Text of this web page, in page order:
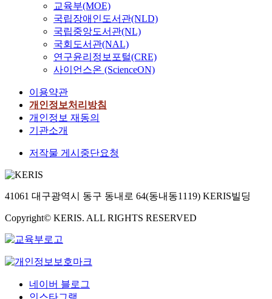
교육부(MOE)
국립장애인도서관(NLD)
국립중앙도서관(NL)
국회도서관(NAL)
연구윤리정보포털(CRE)
사이언스온 (ScienceON)
이용약관
개인정보처리방침
개인정보 재동의
기관소개
저작물 게시중단요청
41061 대구광역시 동구 동내로 64(동내동1119) KERIS빌딩
Copyright© KERIS. ALL RIGHTS RESERVED
네이버 블로그